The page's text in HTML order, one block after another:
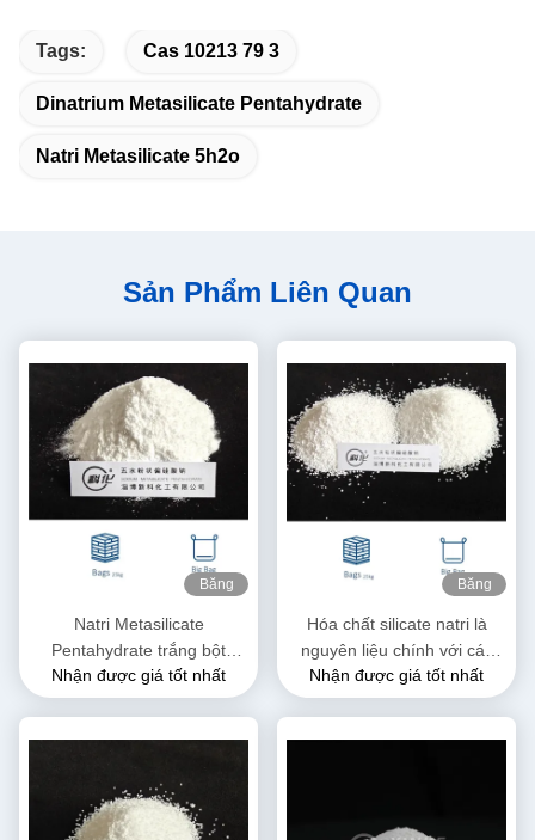
Tags: Cas 10213 79 3
Dinatrium Metasilicate Pentahydrate
Natri Metasilicate 5h2o
Sản Phẩm Liên Quan
Băng
Natri Metasilicate
Pentahydrate trắng bột
Na2SiO3·5H2O hòa tan
trong nước
Nhận được giá tốt nhất
Băng
Hóa chất silicate natri là
nguyên liệu chính với các
tính chất đa năng
Nhận được giá tốt nhất